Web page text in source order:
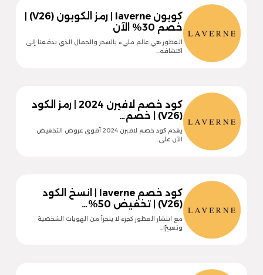
كوبون laverne | رمز الكوبون (V26) |
خصم 30% الآن
العطور هي عالم مليء بالسحر والجمال الذي يدفعنا إلى
اكتشافه…
كود خصم لافيرن 2024 | رمز الكود
(V26) | خصم…
يقدم كود خصم لافيرن 2024 أقوى عروض التخفيض
الآن على…
كود خصم laverne | انسخ الكود
(V26) | تخفيض 50%…
مع انتشار العطور كجزء لا يتجزأ من الهويات الشخصية
وتعبيرًا…